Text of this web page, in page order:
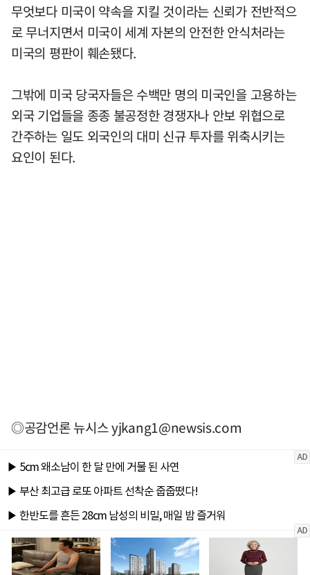
무엇보다 미국이 약속을 지킬 것이라는 신뢰가 전반적으
로 무너지면서 미국이 세계 자본의 안전한 안식처라는
미국의 평판이 훼손됐다.
그밖에 미국 당국자들은 수백만 명의 미국인을 고용하는
외국 기업들을 종종 불공정한 경쟁자나 안보 위협으로
간주하는 일도 외국인의 대미 신규 투자를 위축시키는
요인이 된다.
◎공감언론 뉴시스yjkang1@newsis.com